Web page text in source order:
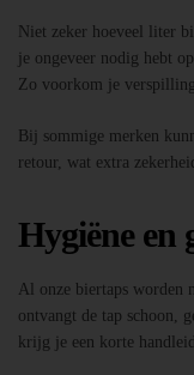
Niet zeker hoeveel liter
je ongeveer nodig hebt
Zo voorkom je
Bij sommige merken
retour, wat extra
Hygiëne en
Al onze biertaps worden
ontvangt de tap schoon,
krijg je een korte